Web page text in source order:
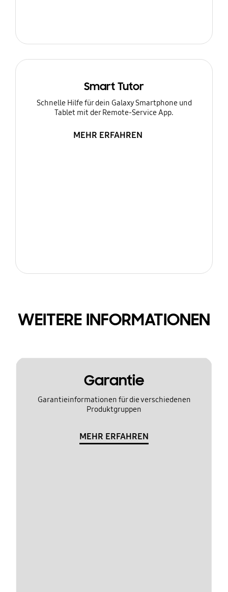
Smart Tutor
Schnelle Hilfe für dein Galaxy Smartphone und
Tablet mit der Remote-Service App.
MEHR ERFAHREN
WEITERE INFORMATIONEN
Garantie
Garantieinformationen für die verschiedenen
Produktgruppen
MEHR ERFAHREN